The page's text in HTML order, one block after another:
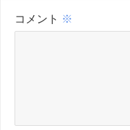
コメント ※